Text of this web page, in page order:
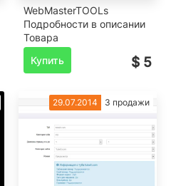
WebMasterTOOLs
Подробности в описании
Товара
Купить
$ 5
29.07.2014 3 продажи